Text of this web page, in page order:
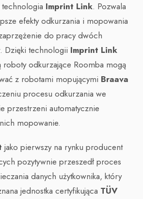
technologia Imprint Link. Pozwala
efekty odkurzania i mopowania
do pracy dwóch
Dzięki technologii Imprint Link
roboty odkurzające Roomba mogą
z robotami mopującymi Braava
procesu odkurzania we
przestrzeni automatycznie
mopowanie.
jako pierwszy na rynku producent
pozytywnie przeszedł proces
danych użytkownika, który
jednostka certyfikująca TÜV